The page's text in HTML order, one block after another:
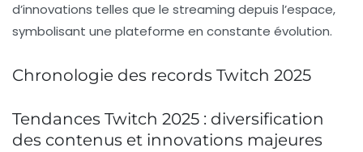
d’innovations telles que le streaming depuis l’espace,
symbolisant une plateforme en constante évolution.
Chronologie des records Twitch 2025
Tendances Twitch 2025 : diversification
des contenus et innovations majeures